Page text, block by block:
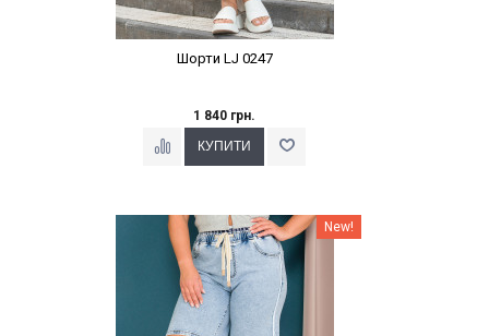
Шорти LJ 0247
1 840 грн.
Наклейки Варіант з % New!